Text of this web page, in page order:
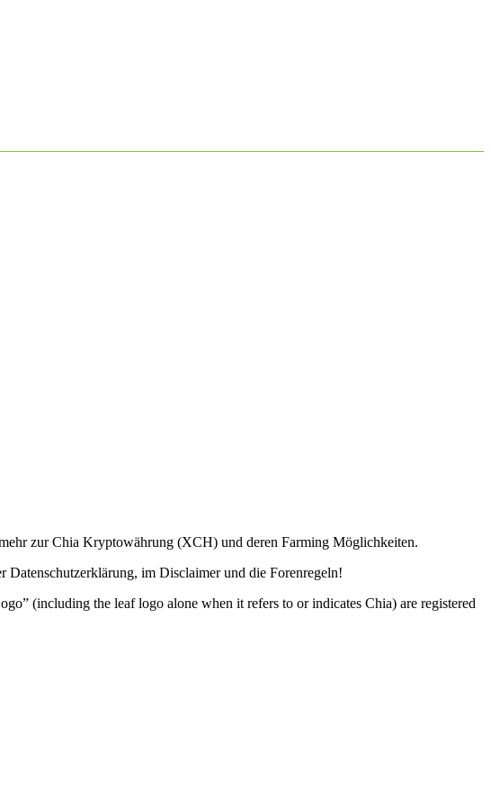
zur Chia Kryptowährung (XCH) und deren Farming Möglichkeiten.
im Disclaimer und die Forenregeln!
the leaf logo alone when it refers to or indicates Chia) are registered